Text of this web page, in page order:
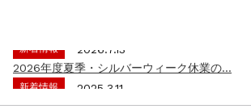
新着情報
2025.3.11
【新商品】厚口ヘアカラーチャートA4サイ...